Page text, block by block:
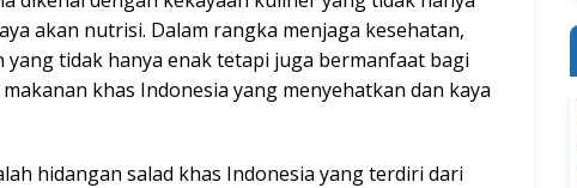
akan nutrisi. Dalam rangka menjaga kesehatan,
tidak hanya enak tetapi juga bermanfaat bagi
khas Indonesia yang menyehatkan dan kaya
hidangan salad khas Indonesia yang terdiri dari